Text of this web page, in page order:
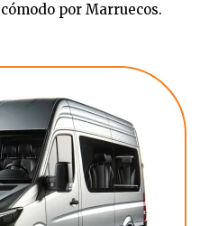
por Marruecos.